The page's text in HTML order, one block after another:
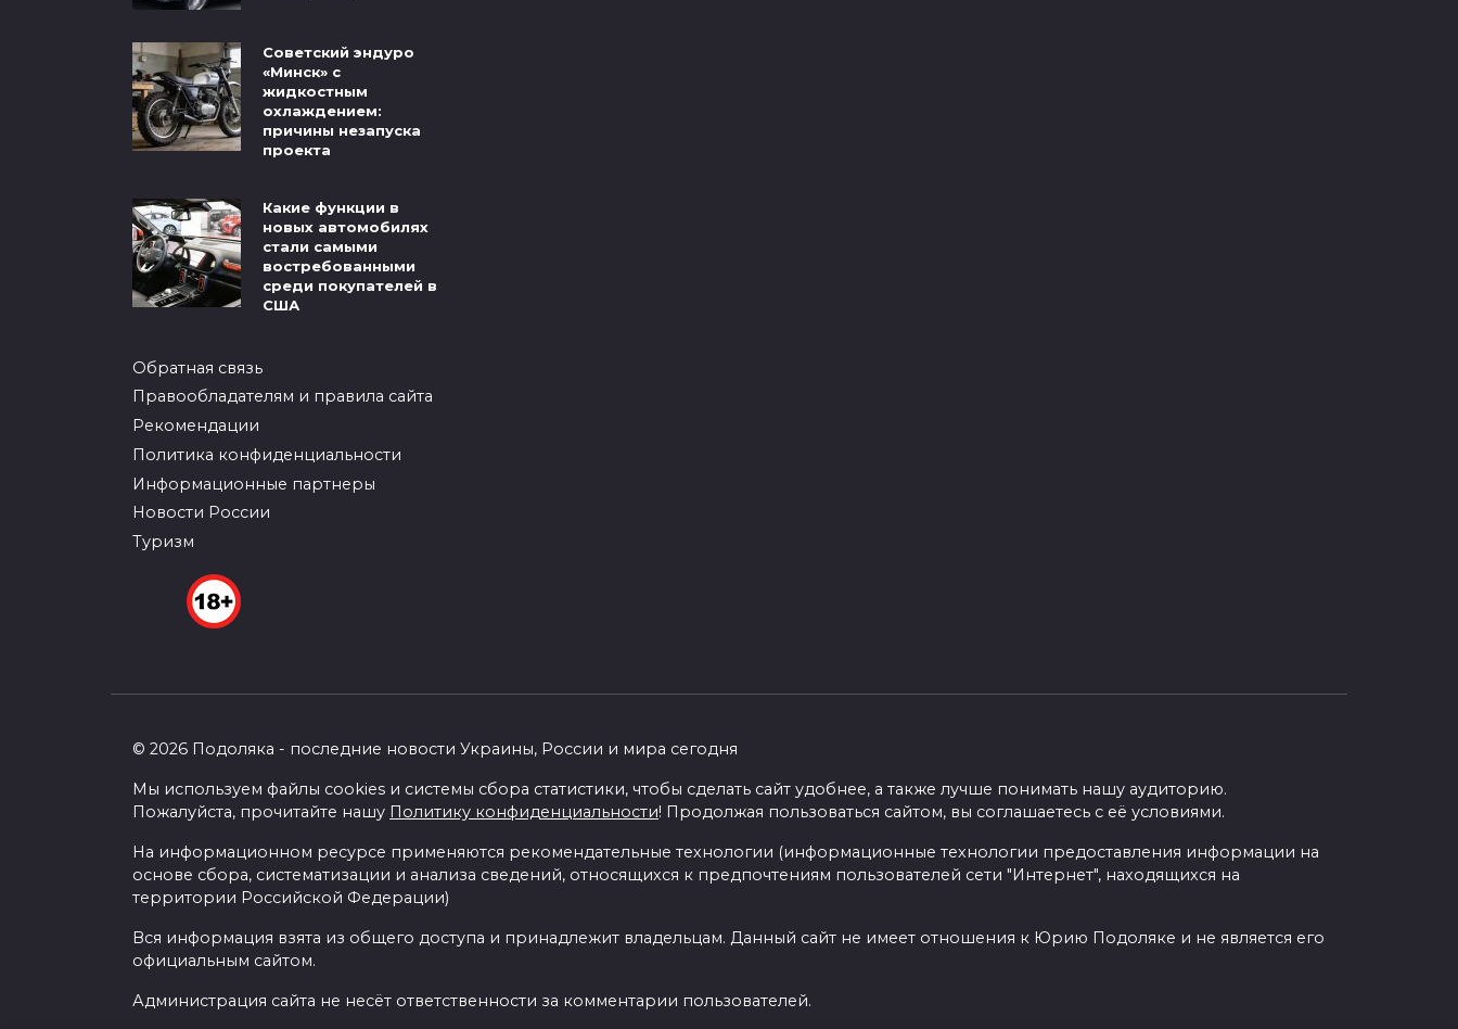
Советский эндуро
«Минск» с
жидкостным
охлаждением:
причины незапуска
проекта
Какие функции в
новых автомобилях
стали самыми
востребованными
среди покупателей в
США
Обратная связь
Правообладателям и правила сайта
Рекомендации
Политика конфиденциальности
Информационные партнеры
Новости России
Туризм
© 2026 Подоляка - последние новости Украины, России и мира сегодня
Мы используем файлы cookies и системы сбора статистики, чтобы сделать сайт удобнее, а также лучше понимать нашу аудиторию.
Пожалуйста, прочитайте нашу Политику конфиденциальности! Продолжая пользоваться сайтом, вы соглашаетесь с её условиями.
На информационном ресурсе применяются рекомендательные технологии (информационные технологии предоставления информации на
основе сбора, систематизации и анализа сведений, относящихся к предпочтениям пользователей сети "Интернет", находящихся на
территории Российской Федерации)
Вся информация взята из общего доступа и принадлежит владельцам. Данный сайт не имеет отношения к Юрию Подоляке и не является его
официальным сайтом.
Администрация сайта не несёт ответственности за комментарии пользователей.